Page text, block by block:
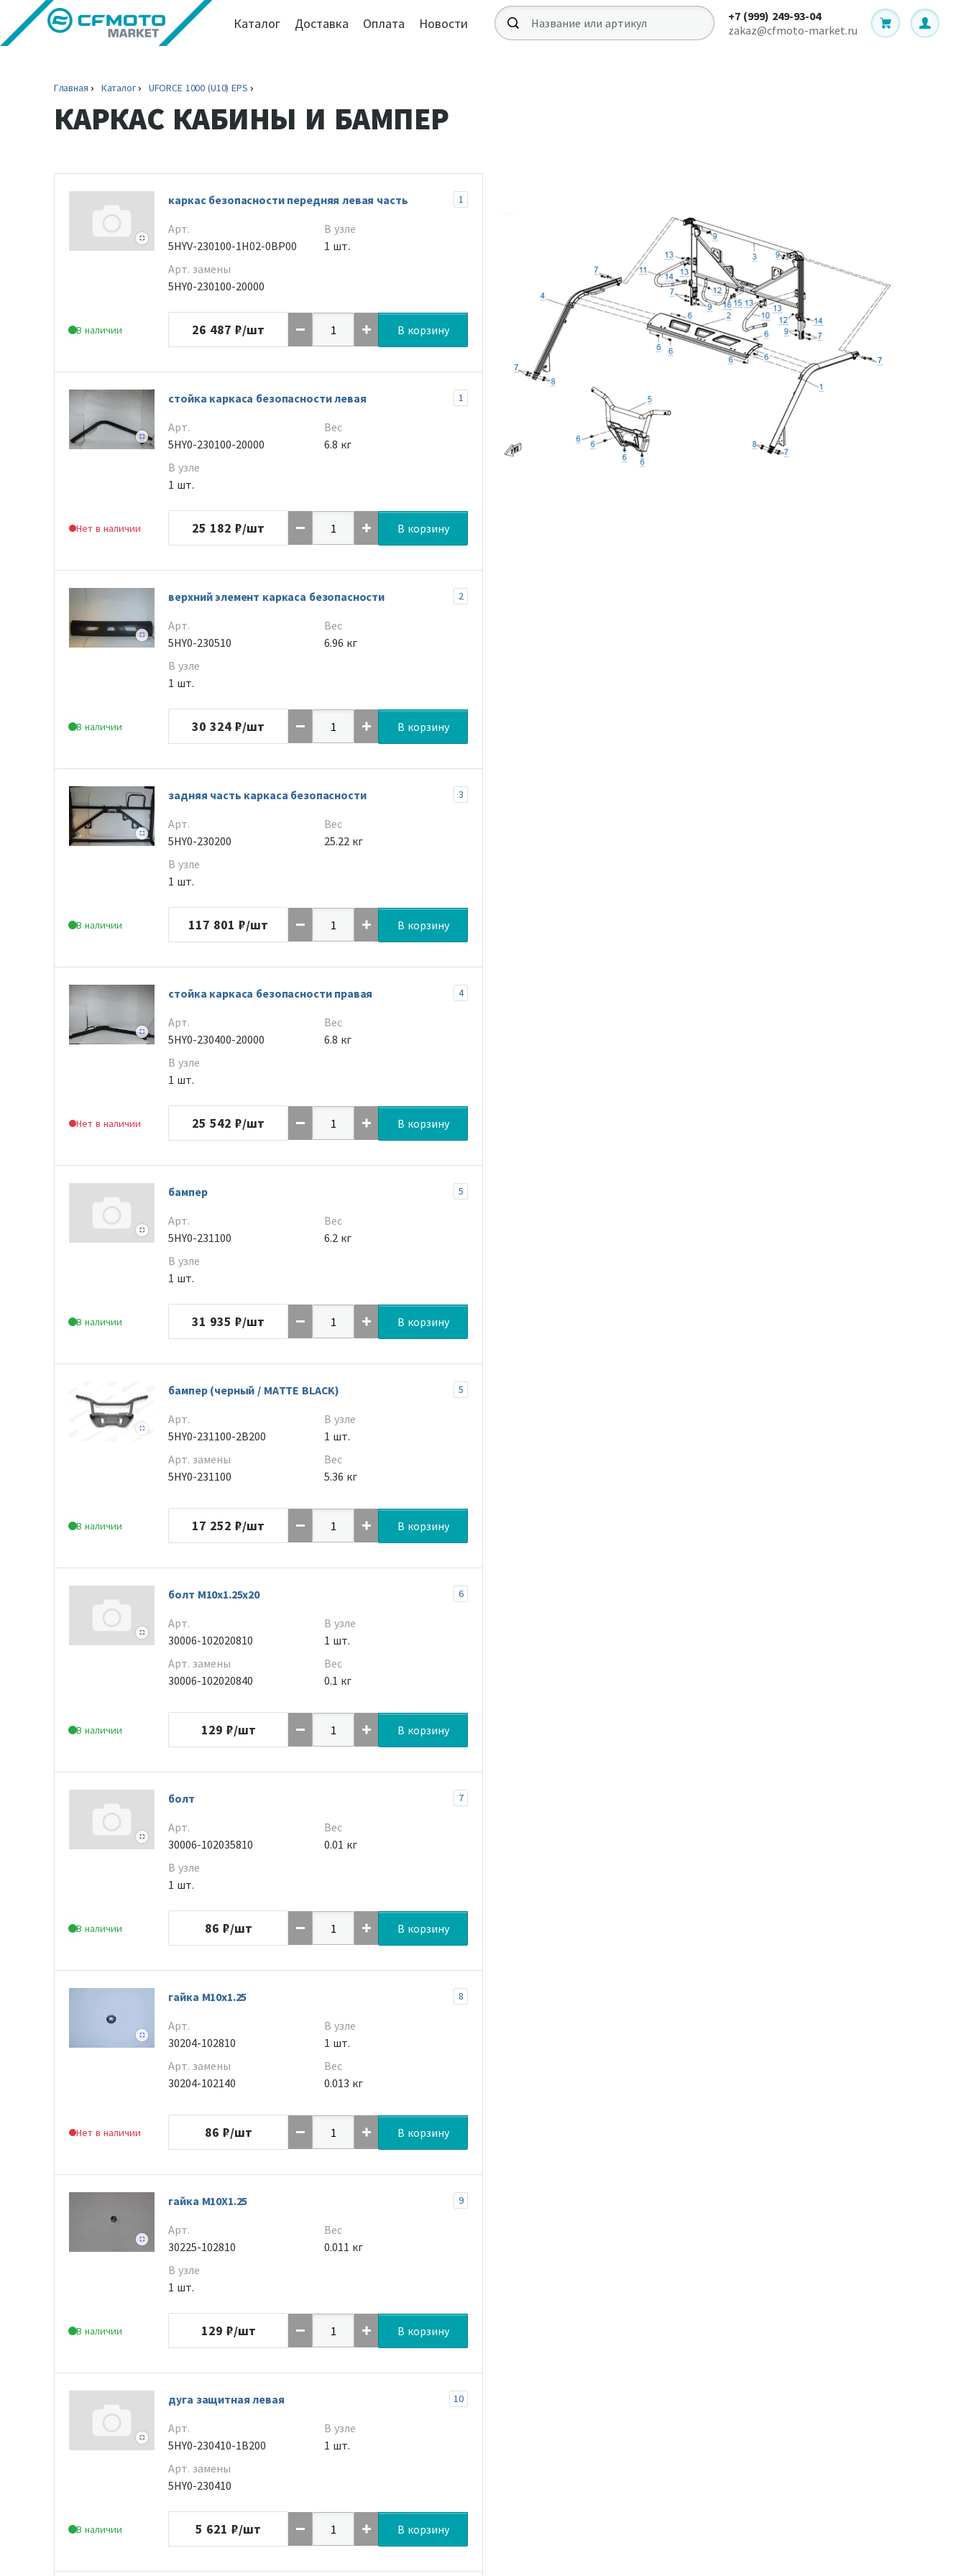
Каталог Доставка Оплата Новости
+7 (999) 249-93-04
zakaz@cfmoto-market.ru
Главная Каталог UFORCE 1000 (U10) EPS
КАРКАС КАБИНЫ И БАМПЕР
В наличии
каркас безопасности передняя левая часть 1
Арт.
5HYV-230100-1H02-0BP00
Арт. замены
5HY0-230100-20000
В узле
1 шт.
26 487 ₽/шт В корзину
Нет в наличии
стойка каркаса безопасности левая 1
Арт.
5HY0-230100-20000
В узле
1 шт.
Вес
6.8 кг
25 182 ₽/шт В корзину
В наличии
верхний элемент каркаса безопасности 2
Арт.
5HY0-230510
В узле
1 шт.
Вес
6.96 кг
30 324 ₽/шт В корзину
В наличии
задняя часть каркаса безопасности 3
Арт.
5HY0-230200
В узле
1 шт.
Вес
25.22 кг
117 801 ₽/шт В корзину
Нет в наличии
стойка каркаса безопасности правая 4
Арт.
5HY0-230400-20000
В узле
1 шт.
Вес
6.8 кг
25 542 ₽/шт В корзину
В наличии
бампер 5
Арт.
5HY0-231100
В узле
1 шт.
Вес
6.2 кг
31 935 ₽/шт В корзину
В наличии
бампер (черный / MATTE BLACK) 5
Арт.
5HY0-231100-2B200
Арт. замены
5HY0-231100
В узле
1 шт.
Вес
5.36 кг
17 252 ₽/шт В корзину
В наличии
болт M10x1.25x20 6
Арт.
30006-102020810
Арт. замены
30006-102020840
В узле
1 шт.
Вес
0.1 кг
129 ₽/шт В корзину
В наличии
болт 7
Арт.
30006-102035810
В узле
1 шт.
Вес
0.01 кг
86 ₽/шт В корзину
Нет в наличии
гайка M10x1.25 8
Арт.
30204-102810
Арт. замены
30204-102140
В узле
1 шт.
Вес
0.013 кг
86 ₽/шт В корзину
В наличии
гайка M10X1.25 9
Арт.
30225-102810
В узле
1 шт.
Вес
0.011 кг
129 ₽/шт В корзину
В наличии
дуга защитная левая 10
Арт.
5HY0-230410-1B200
Арт. замены
5HY0-230410
В узле
1 шт.
5 621 ₽/шт В корзину